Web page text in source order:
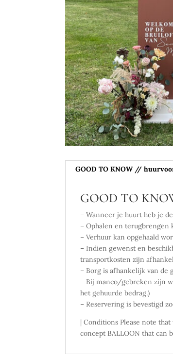
GOOD TO KNOW //
GOOD TO
– Wanneer je huurt heb je
– Ophalen en terugbrengen
– Verhuur kan opgehaald
– Indien gewenst en
transportkosten zijn
– Borg is afhankelijk van de
– Bij manco/gebreken zijn
het gehuurde bedrag.)
– Reservering is bevestigd
| Conditions Please note
concept BALLOON that can